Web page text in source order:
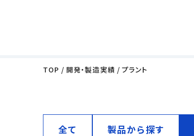
TOP 開発・製造実績 プラント
全て 製品から探す